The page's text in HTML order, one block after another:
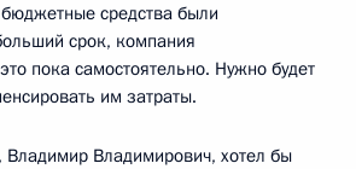
средства были
срок, компания
пока самостоятельно. Нужно будет
им затраты.
Владимирович, хотел бы